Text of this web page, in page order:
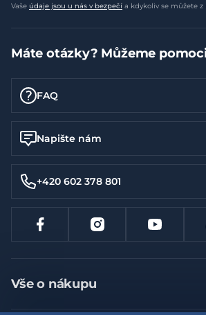
Vaše údaje jsou u nás v bezpečí a kdykoliv se můžete
Máte otázky? Můžeme
FAQ
Napište nám
+420 602 378 801
Vše o nákupu
Jak nakupovat